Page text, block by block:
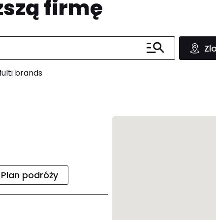
firmę
brands
Plan podróży